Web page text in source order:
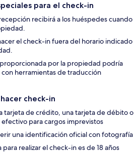
para el check-in
recibirá a los huéspedes cuando
el check-in fuera del horario indicado
por la propiedad podría
herramientas de traducción
check-in
tarjeta de crédito, una tarjeta de débito o
para cargos imprevistos
una identificación oficial con fotografía
para realizar el check-in es de 18 años